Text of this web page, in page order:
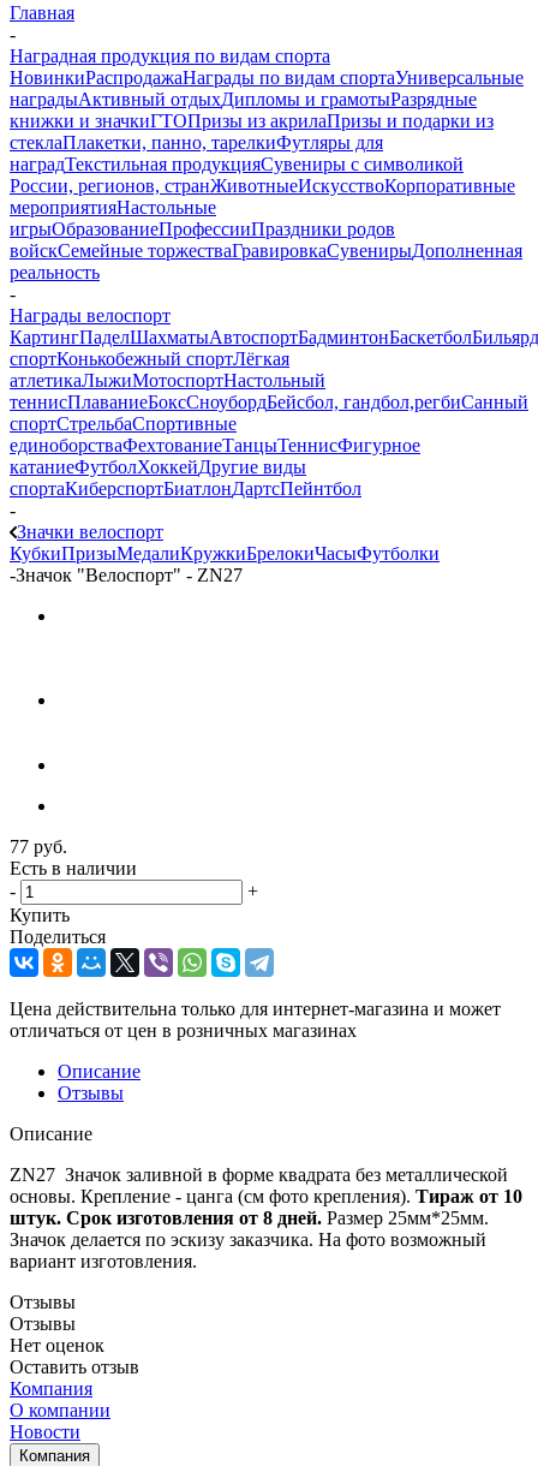
Главная
-
Наградная продукция по видам спорта
НовинкиРаспродажаНаграды по видам спортаУниверсальные
наградыАктивный отдыхДипломы и грамотыРазрядные
книжки и значкиГТОПризы из акрилаПризы и подарки из
стеклаПлакетки, панно, тарелкиФутляры для
наградТекстильная продукцияСувениры с символикой
России, регионов, странЖивотныеИскусствоКорпоративные
мероприятияНастольные
игрыОбразованиеПрофессииПраздники родов
войскСемейные торжестваГравировкаСувенирыДополненная
реальность
-
Награды велоспорт
КартингПаделШахматыАвтоспортБадминтонБаскетболБильярд
спортКонькобежный спортЛёгкая
атлетикаЛыжиМотоспортНастольный
теннисПлаваниеБоксСноубордБейсбол, гандбол,регбиСанный
спортСтрельбаСпортивные
единоборстваФехтованиеТанцыТеннисФигурное
катаниеФутболХоккейДругие виды
спортаКиберспортБиатлонДартсПейнтбол
-
Значки велоспорт
КубкиПризыМедалиКружкиБрелокиЧасыФутболки
-Значок "Велоспорт" - ZN27
77 руб.
Есть в наличии
-
+
Купить
Поделиться
Цена действительна только для интернет-магазина и может
отличаться от цен в розничных магазинах
Описание
Отзывы
Описание
ZN27 Значок заливной в форме квадрата без металлической
основы. Крепление - цанга (см фото крепления). Тираж от 10
штук. Срок изготовления от 8 дней. Размер 25мм*25мм.
Значок делается по эскизу заказчика. На фото возможный
вариант изготовления.
Отзывы
Отзывы
Нет оценок
Оставить отзыв
Компания
О компании
Новости
Компания